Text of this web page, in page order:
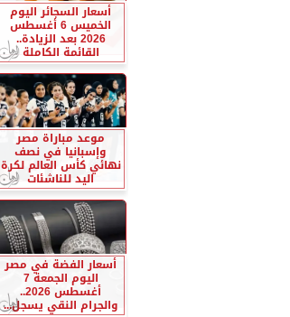
أسعار السجائر اليوم
الخميس 6 أغسطس
2026 بعد الزيادة..
القائمة الكاملة
موعد مباراة مصر
وإسبانيا في نصف
نهائي كأس العالم لكرة
اليد للناشئات
أسعار الفضة في مصر
اليوم الجمعة 7
أغسطس 2026..
والجرام النقي يسجل...